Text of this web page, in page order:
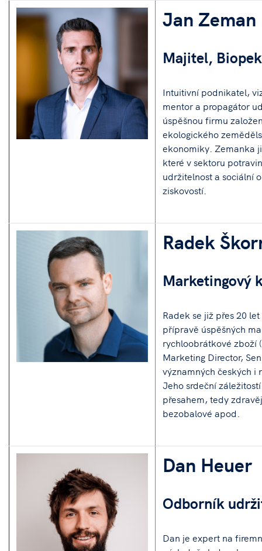
Jan Zeman
Majitel,
Intuitivní podnikatel,
mentor a propagátor
úspěšnou firmu
ekologického
ekonomiky. Zemanka
které v sektoru
udržitelnost a sociální
ziskovostí.
Radek
Marketingový
Radek se již přes 20
přípravě úspěšných
rychloobrátkové zboží
Marketing Director,
významných českých i
Jeho srdeční
přesahem, tedy
bezobalové apod.
Dan Heuer
Odborník
Dan je expert na